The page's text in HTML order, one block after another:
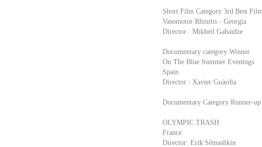
Short Film Category 3rd Best
Vasomotor Rhinitis - Georgia
Director : Mikheil Gabaidze
Documentary category Winner
On The Blue Summer Evenings
Spain
Director : Xavier Guàrdia
Documentary Category Runner-up
OLYMPIC TRASH
France
Director: Erik Sémashkin